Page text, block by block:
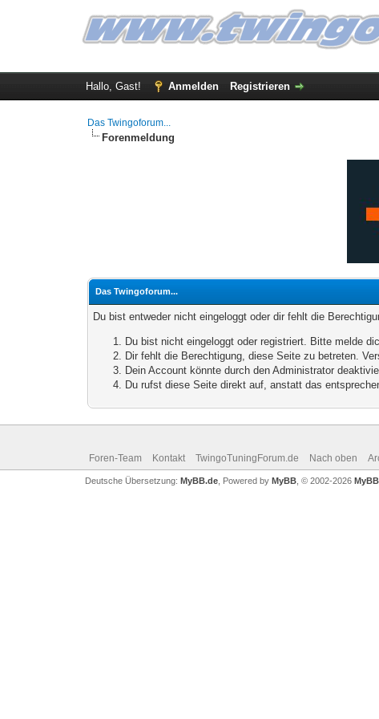
Hallo, Gast! Anmelden Registrieren
Das Twingoforum...
Forenmeldung
Das Twingoforum...
Du bist entweder nicht eingeloggt oder dir fehlt die
Du bist nicht eingeloggt oder registriert. Bitte melde
Dir fehlt die Berechtigung, diese Seite zu betreten.
Dein Account könnte durch den Administrator
Du rufst diese Seite direkt auf, anstatt das
Foren-Team Kontakt TwingoTuningForum.de Nach oben
Deutsche Übersetzung: MyBB.de, Powered by MyBB, © 2002-2026